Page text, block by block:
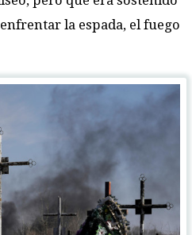
la espada, el fuego